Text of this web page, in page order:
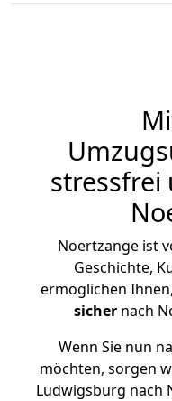
stressfrei
Noertzange ist
Geschichte,
ermöglichen Ihnen,
sicher nach
Wenn Sie nun
möchten, sorgen
Ludwigsburg nach